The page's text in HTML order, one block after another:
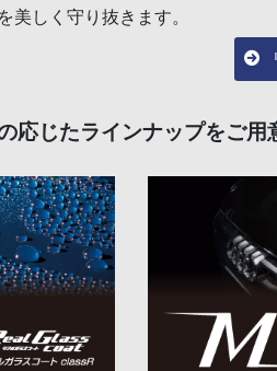
美しく守り抜きます。
応じたラインナップをご用